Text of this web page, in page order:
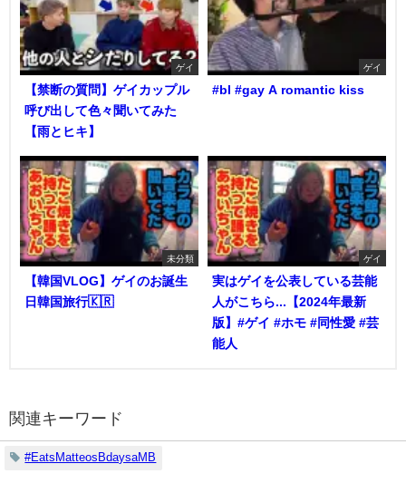
ゲイ
【禁断の質問】ゲイカップル
呼び出して色々聞いてみた
【雨とヒキ】
ゲイ
#bl #gay A romantic kiss
未分類
【韓国VLOG】ゲイのお誕生
日韓国旅行🇰🇷
ゲイ
実はゲイを公表している芸能
人がこちら...【2024年最新
版】#ゲイ #ホモ #同性愛 #芸
能人
関連キーワード
#EatsMatteosBdaysaMB